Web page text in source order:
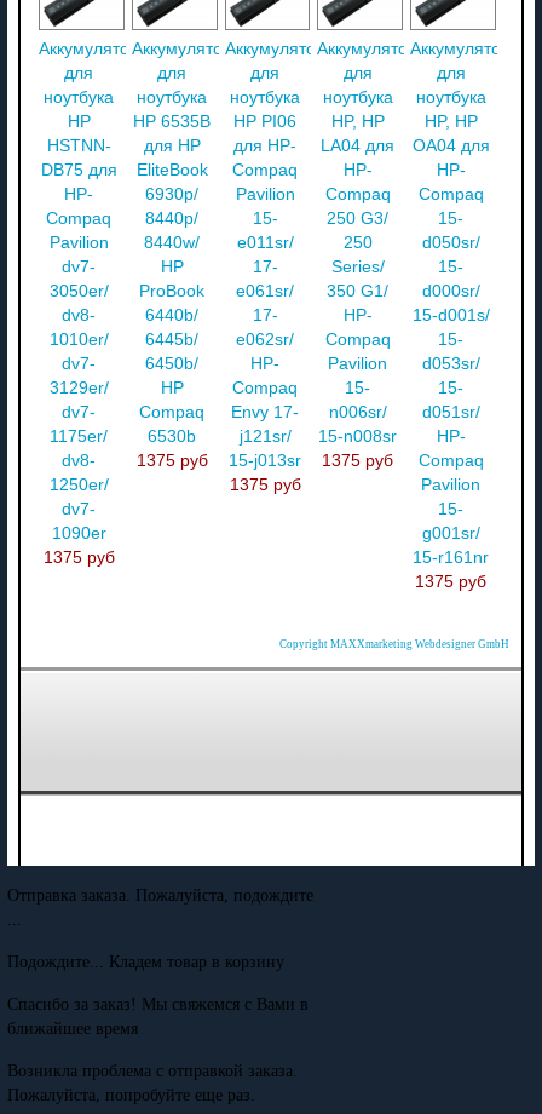
Аккумулятор
для
ноутбука
HP
HSTNN-
DB75 для
HP-
Compaq
Pavilion
dv7-
3050er/
dv8-
1010er/
dv7-
3129er/
dv7-
1175er/
dv8-
1250er/
dv7-
1090er
1375 руб
Аккумулятор
для
ноутбука
HP 6535B
для HP
EliteBook
6930p/
8440p/
8440w/
HP
ProBook
6440b/
6445b/
6450b/
HP
Compaq
6530b
1375 руб
Аккумулятор
для
ноутбука
HP PI06
для HP-
Compaq
Pavilion
15-
e011sr/
17-
e061sr/
17-
e062sr/
HP-
Compaq
Envy 17-
j121sr/
15-j013sr
1375 руб
Аккумулятор
для
ноутбука
HP, HP
LA04 для
HP-
Compaq
250 G3/
250
Series/
350 G1/
HP-
Compaq
Pavilion
15-
n006sr/
15-n008sr
1375 руб
Аккумулятор
для
ноутбука
HP, HP
OA04 для
HP-
Compaq
15-
d050sr/
15-
d000sr/
15-d001s/
15-
d053sr/
15-
d051sr/
HP-
Compaq
Pavilion
15-
g001sr/
15-r161nr
1375 руб
Copyright MAXXmarketing Webdesigner GmbH
Отправка заказа. Пожалуйста, подождите
Подождите... Кладем товар в корзину
Спасибо за заказ! Мы свяжемся с Вами в
ближайшее время
Возникла проблема с отправкой заказа.
Пожалуйста, попробуйте еще раз.